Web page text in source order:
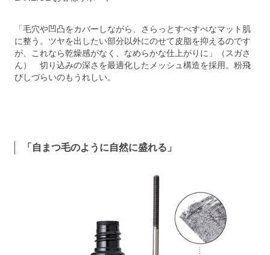
「毛穴や凹凸をカバーしながら、さらっとすべすべなマット肌
に整う。ツヤを出したい部分以外にのせて皮脂を抑えるのです
が、これなら乾燥感がなく、なめらかな仕上がりに」（スガさ
ん） 切り込みの深さを最適化したメッシュ構造を採用。粉飛
びしづらいのもうれしい。
「自まつ毛のように自然に盛れる」